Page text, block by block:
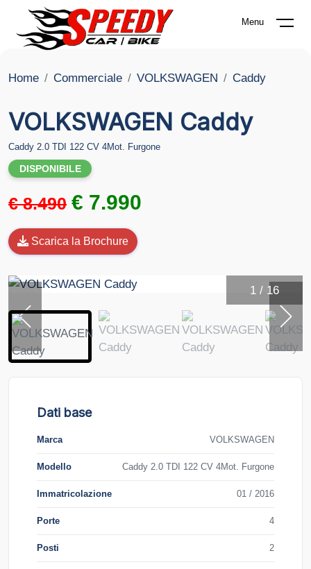
Menu
Home Commerciale VOLKSWAGEN Caddy
VOLKSWAGEN Caddy
Caddy 2.0 TDI 122 CV 4Mot. Furgone
DISPONIBILE
€ 8.490 € 7.990
Scarica la Brochure
1 / 16
Dati base
Marca VOLKSWAGEN
Modello Caddy 2.0 TDI 122 CV 4Mot. Furgone
Immatricolazione 01 / 2016
Porte 4
Posti 2